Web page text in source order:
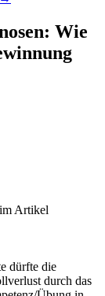
Wie
Artikel
dürfte die
durch das